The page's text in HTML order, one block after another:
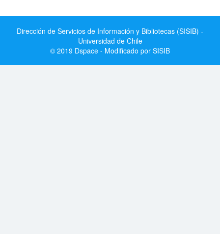
Dirección de Servicios de Información y Bibliotecas (SISIB) -
Universidad de Chile
© 2019 Dspace - Modificado por SISIB